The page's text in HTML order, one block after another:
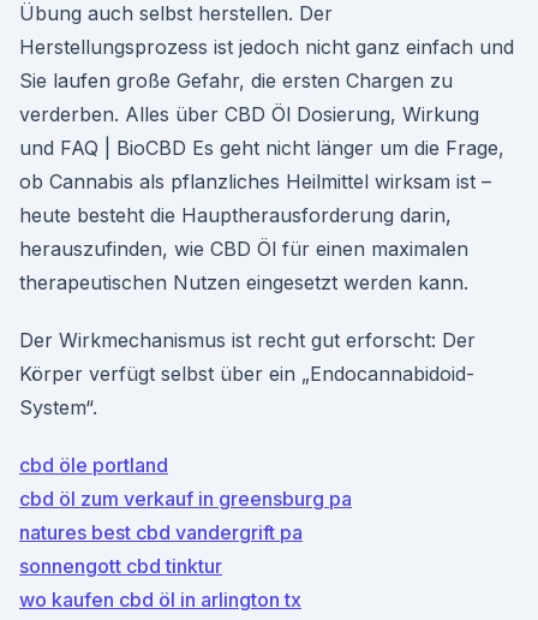
Übung auch selbst herstellen. Der
Herstellungsprozess ist jedoch nicht ganz einfach und
Sie laufen große Gefahr, die ersten Chargen zu
verderben. Alles über CBD Öl Dosierung, Wirkung
und FAQ | BioCBD Es geht nicht länger um die Frage,
ob Cannabis als pflanzliches Heilmittel wirksam ist –
heute besteht die Hauptherausforderung darin,
herauszufinden, wie CBD Öl für einen maximalen
therapeutischen Nutzen eingesetzt werden kann.
Der Wirkmechanismus ist recht gut erforscht: Der
Körper verfügt selbst über ein „Endocannabidoid-
System“.
cbd öle portland
cbd öl zum verkauf in greensburg pa
natures best cbd vandergrift pa
sonnengott cbd tinktur
wo kaufen cbd öl in arlington tx